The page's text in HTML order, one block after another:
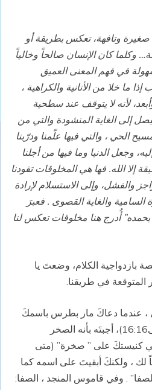
صغيرة وتافهة، تعكس بطريقة أو
وكلما كان الإنسان صالحاً وخالياً
سهولة في فهم المعنى العميق
ما خلا من الأنانية والكراهية ،
لأنه لا يتوقف عند سطحية
إلى الغاية المنشودة والتي من
الحي ، والتي فيها علّمنا ودرّبنا
وجعل الدنيا وما فيها من أجلنا
إلا الله. فها هي المخلوقات تقودنا
والفشل، وإلى الاستسلام لإرادة
السامية والغاية القصوى . فعبرَ
أُدرج هنا مخلوقات تعكس لنا
بازدواجية الكلام، وضعتَ يا
المتوقعة في طريقنا.
عندما دعاكَ مار بطرس باسمكَ
الحقيقي “ابن الله الحي” (متى16:16)، أجبتَه بأنه الصخر
تبني كنيستكَ على ” صخرة” (متى
لك ، ولكنكَ أبقيتَ على اسمه كما
. وفي قاموس المنجد ، الصفا: